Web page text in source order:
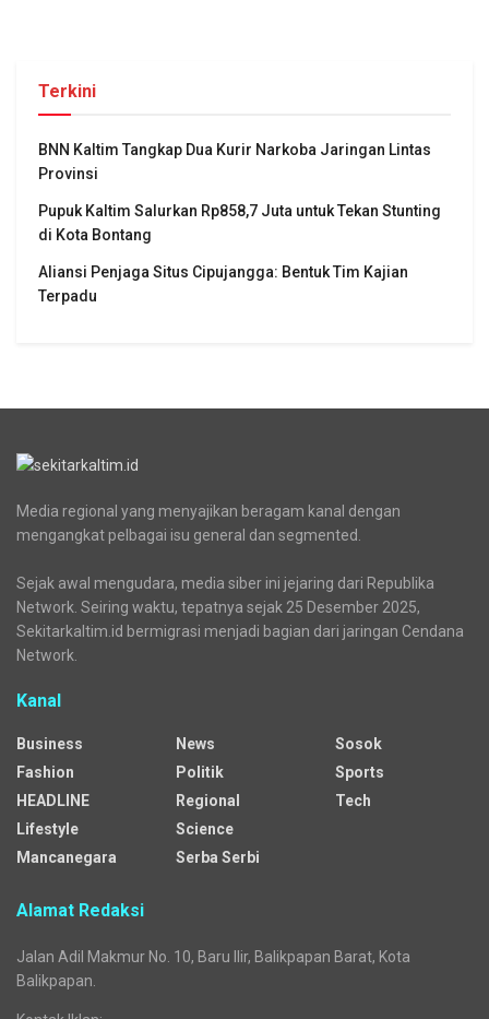
Terkini
BNN Kaltim Tangkap Dua Kurir Narkoba Jaringan Lintas
Provinsi
Pupuk Kaltim Salurkan Rp858,7 Juta untuk Tekan Stunting
di Kota Bontang
Aliansi Penjaga Situs Cipujangga: Bentuk Tim Kajian
Terpadu
Media regional yang menyajikan beragam kanal dengan
mengangkat pelbagai isu general dan segmented.
Sejak awal mengudara, media siber ini jejaring dari Republika
Network. Seiring waktu, tepatnya sejak 25 Desember 2025,
Sekitarkaltim.id bermigrasi menjadi bagian dari jaringan Cendana
Network.
Kanal
Business
Fashion
HEADLINE
Lifestyle
Mancanegara
News
Politik
Regional
Science
Serba Serbi
Sosok
Sports
Tech
Alamat Redaksi
Jalan Adil Makmur No. 10, Baru Ilir, Balikpapan Barat, Kota
Balikpapan.